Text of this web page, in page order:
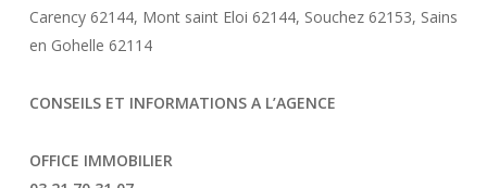
Carency 62144, Mont saint Eloi 62144, Souchez 62153, Sains
en Gohelle 62114
CONSEILS ET INFORMATIONS A L’AGENCE
OFFICE IMMOBILIER